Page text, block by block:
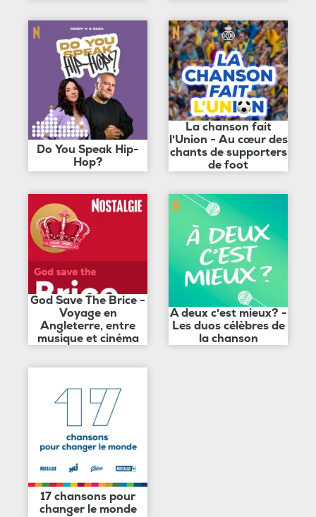
Do You Speak Hip-
Hop?
La chanson fait
l'Union - Au cœur des
chants de supporters
de foot
God Save The Brice -
Voyage en
Angleterre, entre
musique et cinéma
A deux c'est mieux? -
Les duos célèbres de
la chanson
17 chansons pour
changer le monde